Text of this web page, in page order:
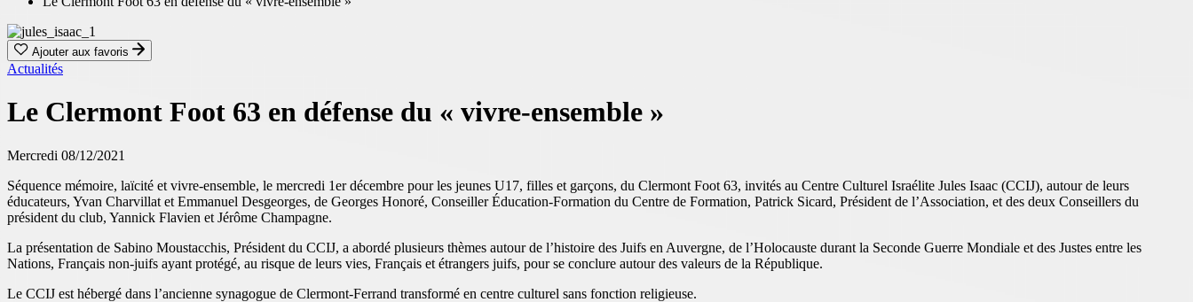
Ajouter aux favoris
Actualités
Le Clermont Foot 63 en défense du « vivre-ensemble »
Mercredi 08/12/2021
Séquence mémoire, laïcité et vivre-ensemble, le mercredi 1er décembre pour les jeunes U17, filles et garçons, du Clermont Foot 63, invités au Centre Culturel Israélite Jules Isaac (CCIJ), autour de leurs
éducateurs, Yvan Charvillat et Emmanuel Desgeorges, de Georges Honoré, Conseiller Éducation-Formation du Centre de Formation, Patrick Sicard, Président de l’Association, et des deux Conseillers du
président du club, Yannick Flavien et Jérôme Champagne.
La présentation de Sabino Moustacchis, Président du CCIJ, a abordé plusieurs thèmes autour de l’histoire des Juifs en Auvergne, de l’Holocauste durant la Seconde Guerre Mondiale et des Justes entre les
Nations, Français non-juifs ayant protégé, au risque de leurs vies, Français et étrangers juifs, pour se conclure autour des valeurs de la République.
Le CCIJ est hébergé dans l’ancienne synagogue de Clermont-Ferrand transformé en centre culturel sans fonction religieuse.